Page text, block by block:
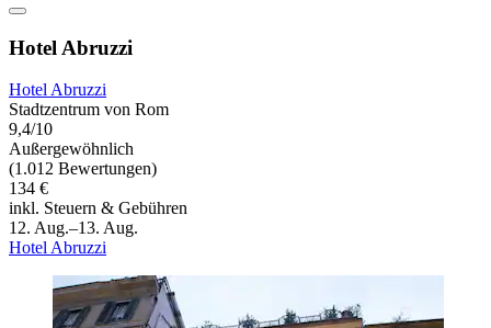
Hotel Abruzzi
Hotel Abruzzi
Stadtzentrum von Rom
9,4/10
Außergewöhnlich
(1.012 Bewertungen)
134 €
inkl. Steuern & Gebühren
12. Aug.–13. Aug.
Hotel Abruzzi